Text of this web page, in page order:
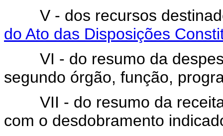
V - dos recursos
do Ato das Disposições
VI - do resumo da
segundo órgão, função,
VII - do resumo da receita
com o desdobramento